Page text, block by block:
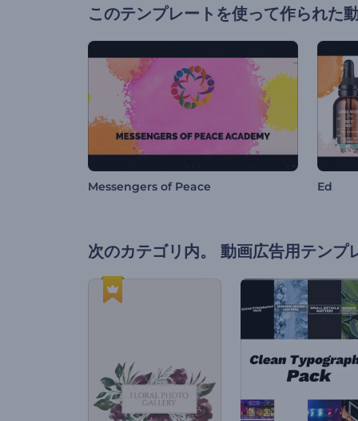
このテンプレートを使って作られた
Messengers of Peace Ed
次のカテゴリ内。 動画広告用テンプ